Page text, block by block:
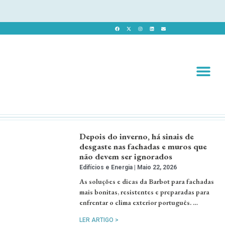
Depois do inverno, há sinais de
desgaste nas fachadas e muros que
não devem ser ignorados
Edifícios e Energia Maio 22, 2026
As soluções e dicas da Barbot para fachadas
mais bonitas, resistentes e preparadas para
enfrentar o clima exterior português. …
LER ARTIGO >